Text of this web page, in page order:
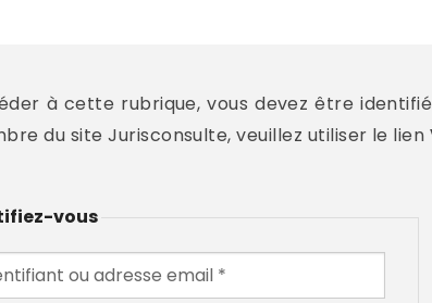
à cette rubrique, vous devez être
du site Jurisconsulte, veuillez utiliser le lien
vous